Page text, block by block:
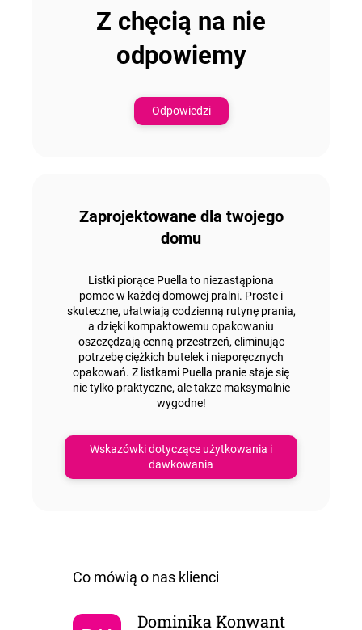
Z chęcią na nie
odpowiemy
Odpowiedzi
Zaprojektowane dla twojego
domu
Listki piorące Puella to niezastąpiona
pomocw każdej domowej pralni. Proste i
skuteczne, ułatwiają codzienną rutynę prania,
a dzięki kompaktowemu opakowaniu
oszczędzają cenną przestrzeń, eliminując
potrzebę ciężkich butelek i nieporęcznych
opakowań. Z listkami Puella praniestaje się
nie tylko praktyczne, ale także maksymalnie
wygodne!
Wskazówki dotyczące użytkowania i
dawkowania
Dominika Konwant